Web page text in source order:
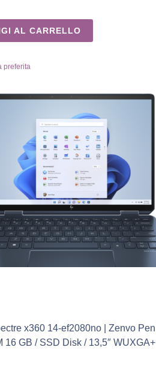
AL CARRELLO
preferita
x360 14-ef2080no | Zenvo Pen |
16 GB / SSD Disk / 13,5″ WUXGA+